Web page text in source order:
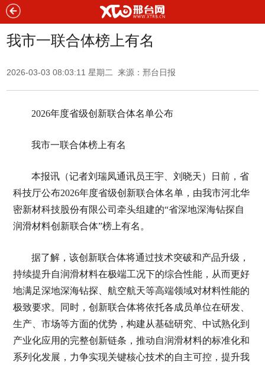
我市一联合体榜上有名
2026-03-03 08:03:11 星期二 来源：邢台日报
2026年度省级创新联合体名单公布
我市一联合体榜上有名
本报讯（记者刘瑞凤通讯员王宇、刘晓天）日前，省
科技厅公布2026年度省级创新联合体名单，由我市河北华
密新材科技股份有限公司牵头组建的“省深地深海钻探自
润滑材料创新联合体”榜上有名。
据了解，该创新联合体将通过技术突破和产品升级，
持续提升自润滑材料在极端工况下的综合性能，从而更好
地满足深地深海钻探、航空航天等高端领域对材料性能的
极致要求。同时，创新联合体将依托各成员单位在研发、
生产、市场等方面的优势，构建从基础研究、中试熟化到
产业化应用的完整创新链条，推动自润滑材料的标准化和
系列化发展，力争实现关键核心技术的自主可控，提升我